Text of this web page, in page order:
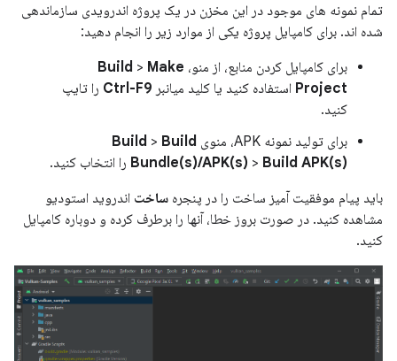
تمام نمونه های موجود در این مخزن در یک پروژه اندرویدی سازماندهی
شده اند. برای کامپایل پروژه یکی از موارد زیر را انجام دهید:
برای کامپایل کردن منابع، از منو،
Build > Make
Project استفاده کنید یا کلید میانبر Ctrl-F9 را تایپ
کنید.
برای تولید نمونه APK، منوی
Build > Build
Bundle(s)/APK(s) > Build APK(s)
را انتخاب کنید.
باید پیام موفقیت آمیز ساخت را در پنجره ساخت اندروید استودیو
مشاهده کنید. در صورت بروز خطا، آنها را برطرف کرده و دوباره کامپایل
کنید.